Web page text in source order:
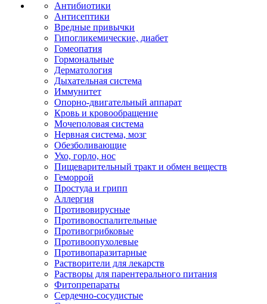
Антибиотики
Антисептики
Вредные привычки
Гипогликемические, диабет
Гомеопатия
Гормональные
Дерматология
Дыхательная система
Иммунитет
Опорно-двигательный аппарат
Кровь и кровообращение
Мочеполовая система
Нервная система, мозг
Обезболивающие
Ухо, горло, нос
Пищеварительный тракт и обмен веществ
Геморрой
Простуда и грипп
Аллергия
Противовирусные
Противовоспалительные
Противогрибковые
Противоопухолевые
Противопаразитарные
Растворители для лекарств
Растворы для парентерального питания
Фитопрепараты
Сердечно-сосудистые